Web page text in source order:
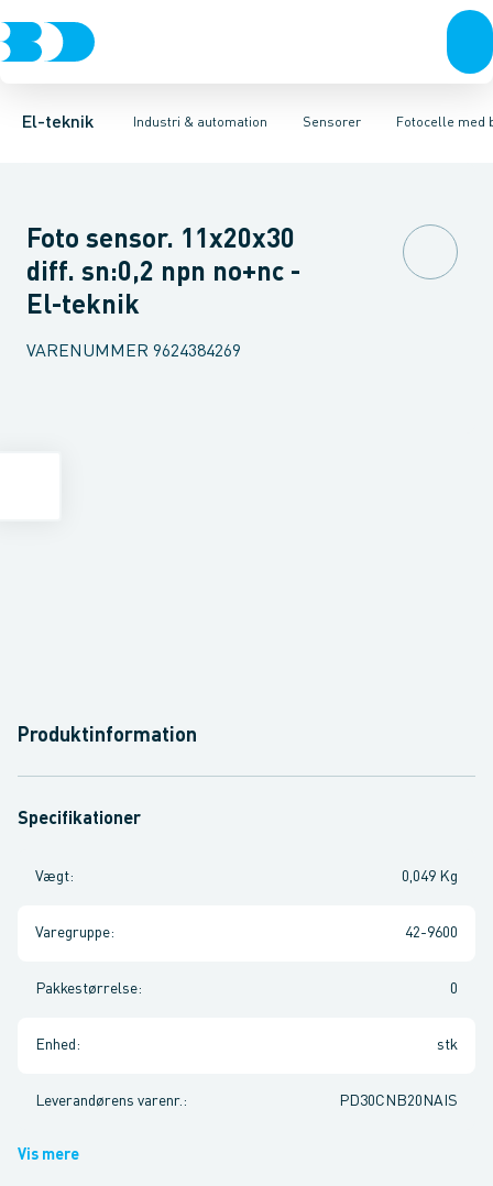
El-teknik Industri & automation
Afbrydere, stikkontakter & lampeudtagForgreningsmateriel
Sensorer
Industristiksystemer Frekvensomformere og softstartere
Fotocelle med
Trykafbryder Induktiv aftasterEnvejs lysgitter
Foto sensor. 11x20x30
diff. sn:0,2 npn no+nc -
El-teknik
VARENUMMER 9624384269
Produktinformation
Specifikationer
Vægt: 0,049 Kg
Varegruppe: 42-9600
Pakkestørrelse: 0
Enhed : stk
Leverandørens varenr. : PD30CNB20NAIS
Vis mere